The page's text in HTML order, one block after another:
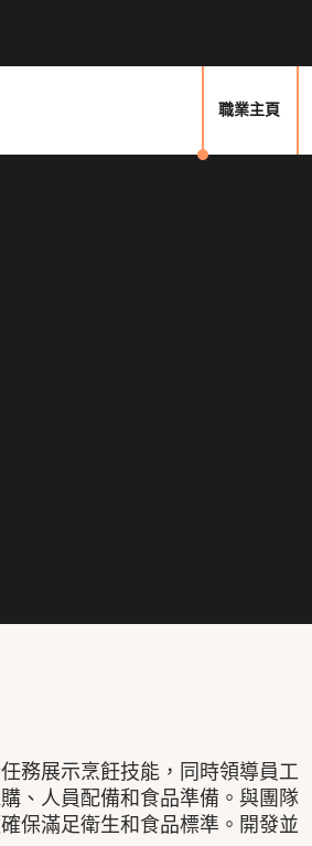
職業主頁
務展示烹飪技能，同時領導員工
、人員配備和食品準備。與團隊
保滿足衛生和食品標準。開發並